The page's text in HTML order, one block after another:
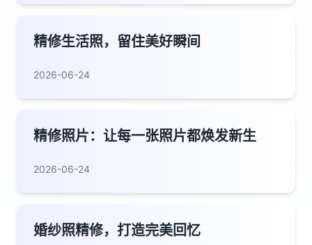
精修生活照，留住美好瞬间
2026-06-24
精修照片：让每一张照片都焕发新生
2026-06-24
婚纱照精修，打造完美回忆